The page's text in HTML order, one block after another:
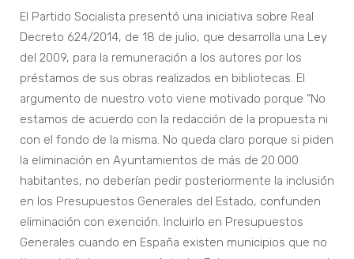
El Partido Socialista presentó una iniciativa sobre Real
Decreto 624/2014, de 18 de julio, que desarrolla una Ley
del 2009, para la remuneración a los autores por los
préstamos de sus obras realizados en bibliotecas. El
argumento de nuestro voto viene motivado porque “No
estamos de acuerdo con la redacción de la propuesta ni
con el fondo de la misma. No queda claro porque si piden
la eliminación en Ayuntamientos de más de 20.000
habitantes, no deberían pedir posteriormente la inclusión
en los Presupuestos Generales del Estado, confunden
eliminación con exención. Incluirlo en Presupuestos
Generales cuando en España existen municipios que no